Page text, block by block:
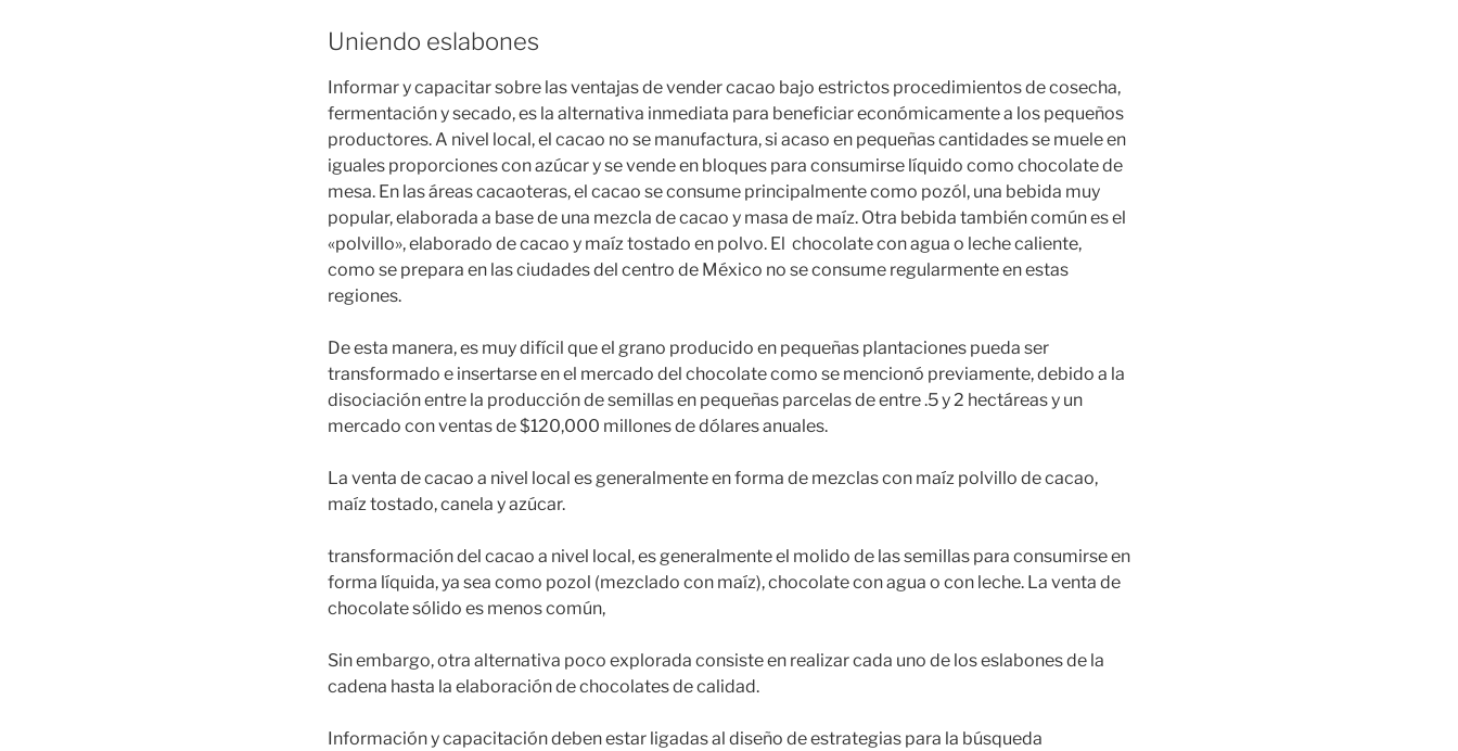
Uniendo eslabones
Informar y capacitar sobre las ventajas de vender cacao bajo estrictos procedimientos de cosecha,
fermentación y secado, es la alternativa inmediata para beneficiar económicamente a los pequeños
productores. A nivel local, el cacao no se manufactura, si acaso en pequeñas cantidades se muele en
iguales proporciones con azúcar y se vende en bloques para consumirse líquido como chocolate de
mesa. En las áreas cacaoteras, el cacao se consume principalmente como pozól, una bebida muy
popular, elaborada a base de una mezcla de cacao y masa de maíz. Otra bebida también común es el
«polvillo», elaborado de cacao y maíz tostado en polvo. El chocolate con agua o leche caliente,
como se prepara en las ciudades del centro de México no se consume regularmente en estas
regiones.
De esta manera, es muy difícil que el grano producido en pequeñas plantaciones pueda ser
transformado e insertarse en el mercado del chocolate como se mencionó previamente, debido a la
disociación entre la producción de semillas en pequeñas parcelas de entre .5 y 2 hectáreas y un
mercado con ventas de $120,000 millones de dólares anuales.
La venta de cacao a nivel local es generalmente en forma de mezclas con maíz polvillo de cacao,
maíz tostado, canela y azúcar.
transformación del cacao a nivel local, es generalmente el molido de las semillas para consumirse en
forma líquida, ya sea como pozol (mezclado con maíz), chocolate con agua o con leche. La venta de
chocolate sólido es menos común,
Sin embargo, otra alternativa poco explorada consiste en realizar cada uno de los eslabones de la
cadena hasta la elaboración de chocolates de calidad.
Información y capacitación deben estar ligadas al diseño de estrategias para la búsqueda